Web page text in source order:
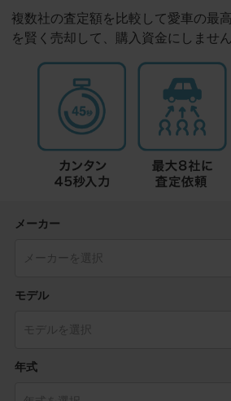
複数社の査定額を比較して愛車の最
を賢く売却して、購入資金にしませ
メーカー
モデル
年式